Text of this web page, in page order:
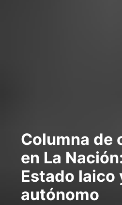
Columna de
en La
Estado laico
autónomo